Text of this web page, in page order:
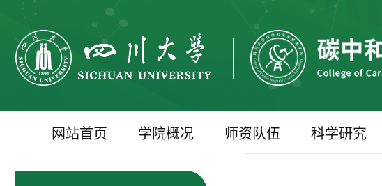
网站首页 学院概况 师资队伍 科学研究